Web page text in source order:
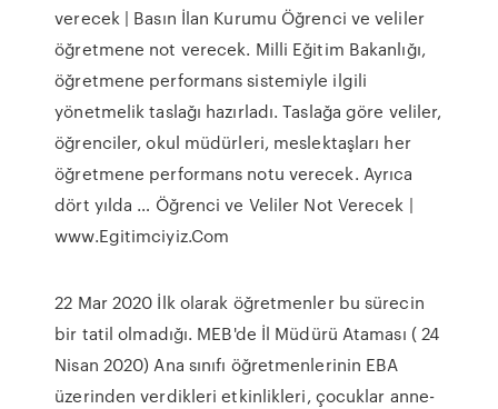
verecek | Basın İlan Kurumu Öğrenci ve veliler
öğretmene not verecek. Milli Eğitim Bakanlığı,
öğretmene performans sistemiyle ilgili
yönetmelik taslağı hazırladı. Taslağa göre veliler,
öğrenciler, okul müdürleri, meslektaşları her
öğretmene performans notu verecek. Ayrıca
dört yılda … Öğrenci ve Veliler Not Verecek |
www.Egitimciyiz.Com
22 Mar 2020 İlk olarak öğretmenler bu sürecin
bir tatil olmadığı. MEB'de İl Müdürü Ataması ( 24
Nisan 2020) Ana sınıfı öğretmenlerinin EBA
üzerinden verdikleri etkinlikleri, çocuklar anne-